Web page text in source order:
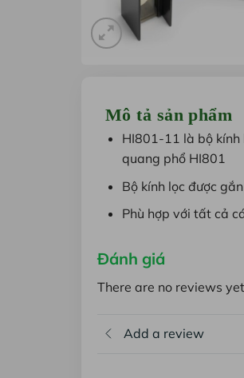
Mô tả sản phẩm
HI801-11 là bộ kính
quang phổ HI801
Bộ kính lọc được
Phù hợp với tất cả
Đánh giá
There are no reviews yet
Add a review